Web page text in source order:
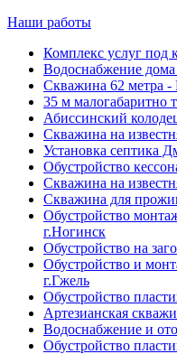
Наши работы
Комплекс услуг под
Водоснабжение
Скважина 62 метра -
35 м малогабаритно
Абиссинский
Скважина на
Установка септика
Обустройство
Скважина на
Скважина для
Обустройство
г.Ногинск
Обустройство на
Обустройство и
г.Гжель
Обустройство
Артезианская
Водоснабжение и
Обустройство